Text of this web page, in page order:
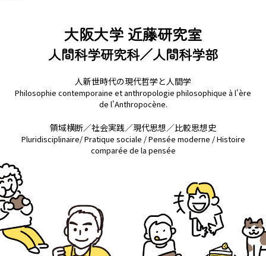
大阪大学 近藤研究室
人間科学研究科／人間科学部
人新世時代の現代哲学と人間学
Philosophie contemporaine et anthropologie philosophique à l'ère
de l'Anthropocène.
領域横断／社会実践／現代思想／比較思想史
Pluridisciplinaire/ Pratique sociale / Pensée moderne / Histoire
comparée de la pensée